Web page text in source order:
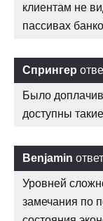
клиентам не
пассивах
Спрингер
Было
доступны
Benjamin
Уровней
замечания по